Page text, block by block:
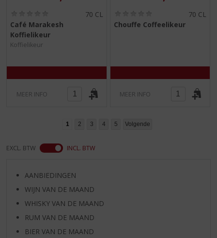
,
70 CL
Café Marakesh
Koffielikeur
Koffielikeur
MEER INFO
,
70 CL
Chouffe Coffeelikeur
MEER INFO
1 2 3 4 5 Volgende
EXCL. BTW INCL. BTW
AANBIEDINGEN
WIJN VAN DE MAAND
WHISKY VAN DE MAAND
RUM VAN DE MAAND
BIER VAN DE MAAND